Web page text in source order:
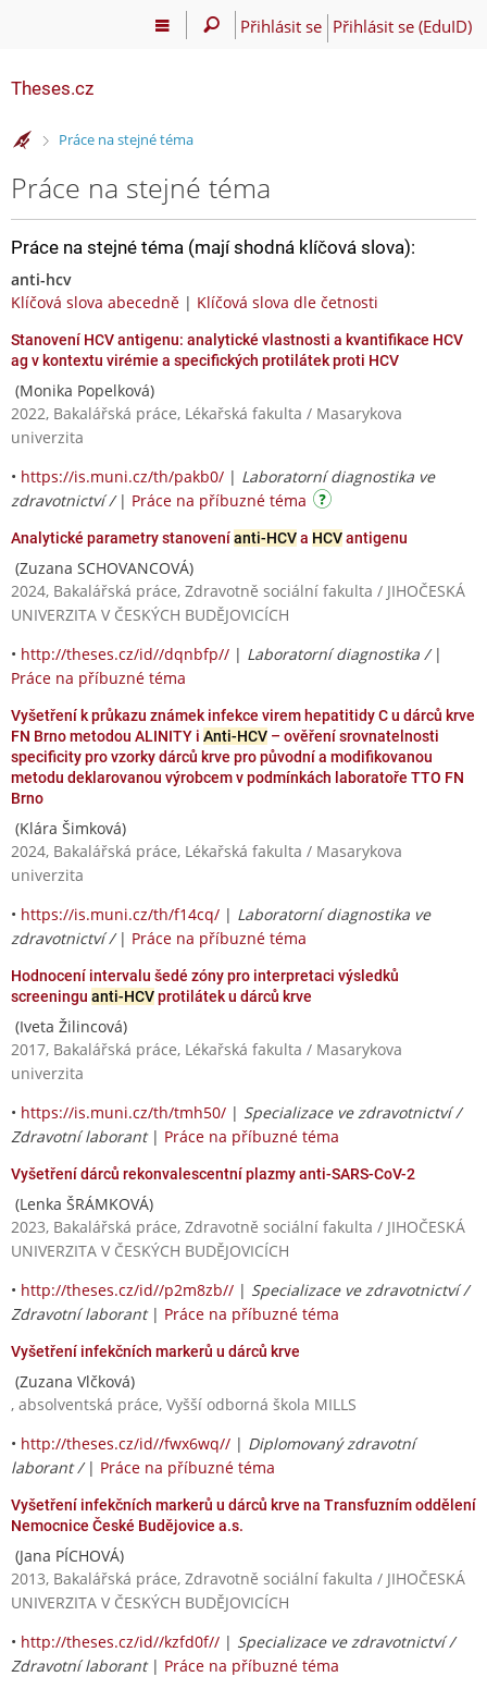
Přihlásit se Přihlásit se (EduID)
Theses.cz
>Práce na stejné téma
Práce na stejné téma
Práce na stejné téma (mají shodná klíčová slova):
anti-hcv
Klíčová slova abecedně | Klíčová slova dle četnosti
Stanovení HCV antigenu: analytické vlastnosti a kvantifikace HCV
ag v kontextu virémie a specifických protilátek proti HCV
(Monika Popelková)
2022, Bakalářská práce, Lékařská fakulta / Masarykova
univerzita
• https://is.muni.cz/th/pakb0/ | Laboratorní diagnostika ve
zdravotnictví / | Práce na příbuzné téma
Analytické parametry stanoveníanti-HCVa HCVantigenu
(Zuzana SCHOVANCOVÁ)
2024, Bakalářská práce, Zdravotně sociální fakulta / JIHOČESKÁ
UNIVERZITA V ČESKÝCH BUDĚJOVICÍCH
• http://theses.cz/id//dqnbfp// | Laboratorní diagnostika / |
Práce na příbuzné téma
Vyšetření k průkazu známek infekce virem hepatitidy C u dárců krve
FN Brno metodou ALINITY i Anti-HCV – ověření srovnatelnosti
specificity pro vzorky dárců krve pro původní a modifikovanou
metodu deklarovanou výrobcem v podmínkách laboratoře TTO FN
Brno
(Klára Šimková)
2024, Bakalářská práce, Lékařská fakulta / Masarykova
univerzita
• https://is.muni.cz/th/f14cq/ | Laboratorní diagnostika ve
zdravotnictví / | Práce na příbuzné téma
Hodnocení intervalu šedé zóny pro interpretaci výsledků
screeningu anti-HCVprotilátek u dárců krve
(Iveta Žilincová)
2017, Bakalářská práce, Lékařská fakulta / Masarykova
univerzita
• https://is.muni.cz/th/tmh50/ | Specializace ve zdravotnictví /
Zdravotní laborant| Práce na příbuzné téma
Vyšetření dárců rekonvalescentní plazmy anti-SARS-CoV-2
(Lenka ŠRÁMKOVÁ)
2023, Bakalářská práce, Zdravotně sociální fakulta / JIHOČESKÁ
UNIVERZITA V ČESKÝCH BUDĚJOVICÍCH
• http://theses.cz/id//p2m8zb// | Specializace ve zdravotnictví /
Zdravotní laborant| Práce na příbuzné téma
Vyšetření infekčních markerů u dárců krve
(Zuzana Vlčková)
, absolventská práce, Vyšší odborná škola MILLS
• http://theses.cz/id//fwx6wq// | Diplomovaný zdravotní
laborant / | Práce na příbuzné téma
Vyšetření infekčních markerů u dárců krve na Transfuzním oddělení
Nemocnice České Budějovice a.s.
(Jana PÍCHOVÁ)
2013, Bakalářská práce, Zdravotně sociální fakulta / JIHOČESKÁ
UNIVERZITA V ČESKÝCH BUDĚJOVICÍCH
• http://theses.cz/id//kzfd0f// | Specializace ve zdravotnictví /
Zdravotní laborant| Práce na příbuzné téma